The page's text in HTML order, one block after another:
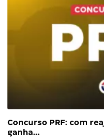
Concurso PRF: com
ganha…